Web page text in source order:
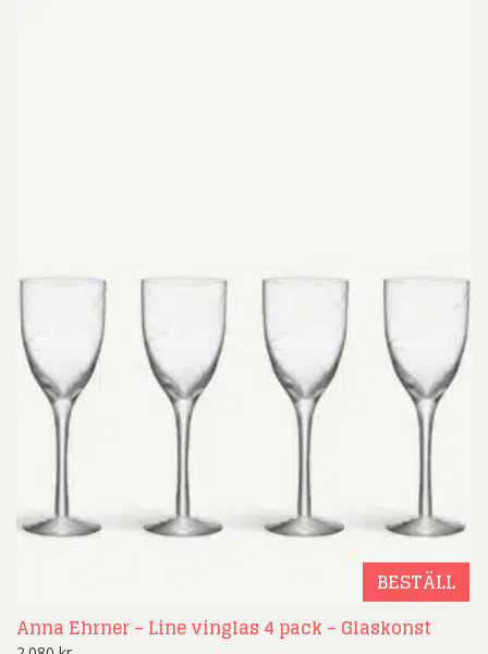
BESTÄLL
Anna Ehrner – Line vinglas 4 pack – Glaskonst